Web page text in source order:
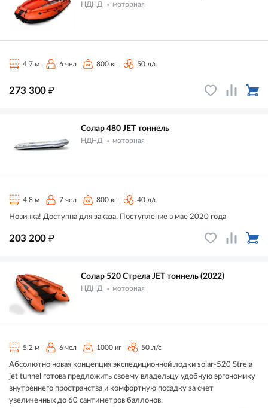
НДНД моторная
4.7 м 6 чел 800 кг 50 л/с
273 300 ₽
Солар 480 JET тоннель
НДНД моторная
4.8 м 7 чел 800 кг 40 л/с
Новинка! Доступна для заказа. Поступление в мае 2020 года
203 200 ₽
Солар 520 Стрела JET тоннель (2022)
НДНД моторная
5.2 м 6 чел 1000 кг 50 л/с
Абсолютно новая концепция экспедиционной лодки solar-520 Strela
jet tunnel готова предложить своему владельцу удобную эргономику
внутреннего пространства и комфортную посадку за счет
увеличенных до 60 сантиметров баллонов.